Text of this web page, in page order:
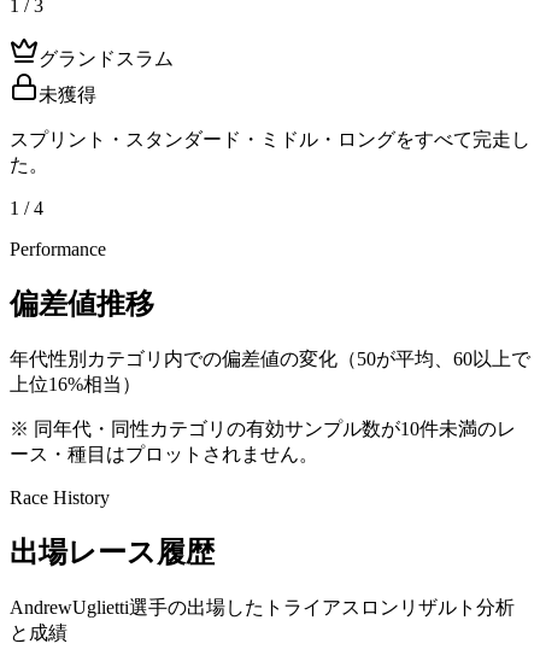
1 / 3
グランドスラム
未獲得
スプリント・スタンダード・ミドル・ロングをすべて完走し
た。
1 / 4
Performance
偏差値推移
年代性別カテゴリ内での偏差値の変化（50が平均、60以上で
上位16%相当）
※ 同年代・同性カテゴリの有効サンプル数が10件未満のレ
ース・種目はプロットされません。
Race History
出場レース履歴
AndrewUglietti選手の出場したトライアスロンリザルト分析
と成績